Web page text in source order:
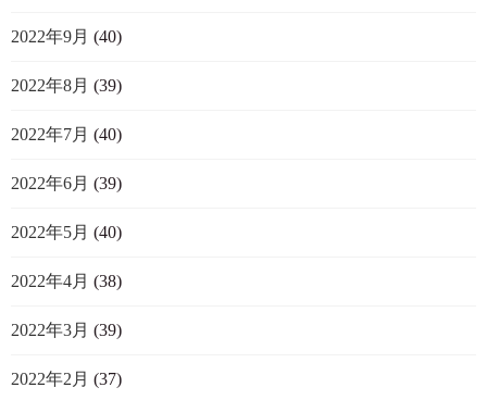
2022年9月 (40)
2022年8月 (39)
2022年7月 (40)
2022年6月 (39)
2022年5月 (40)
2022年4月 (38)
2022年3月 (39)
2022年2月 (37)